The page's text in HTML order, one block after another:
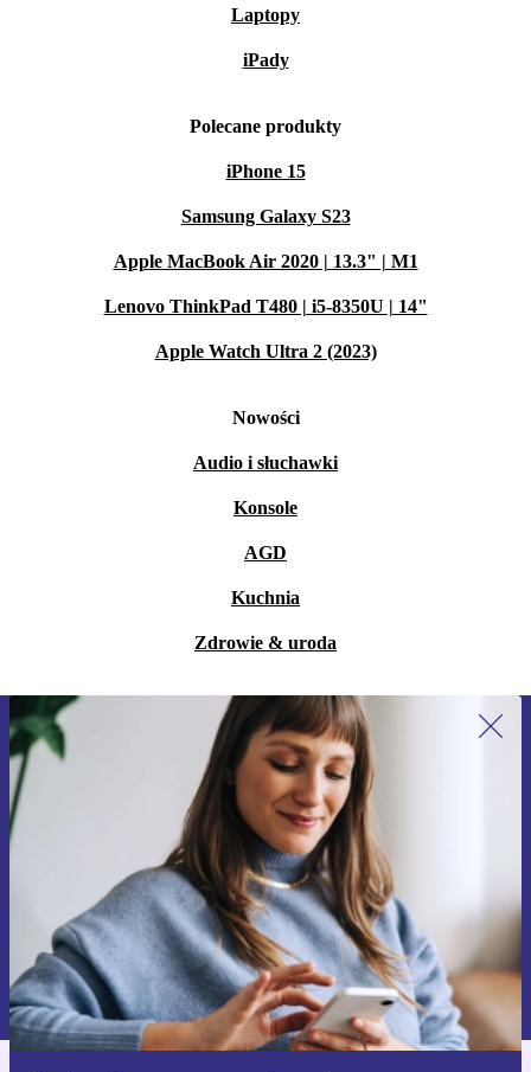
Laptopy
iPady
Polecane produkty
iPhone 15
Samsung Galaxy S23
Apple MacBook Air 2020 | 13.3" | M1
Lenovo ThinkPad T480 | i5-8350U | 14"
Apple Watch Ultra 2 (2023)
Nowości
Audio i słuchawki
Konsole
AGD
Kuchnia
Zdrowie & uroda
Zapisz się na nasz newsletter!
Nie przegap żadnej oferty.
Zarejestruj się
Informacje na temat używania danych osobowych znajdują się w
naszej
Polityce prywatności